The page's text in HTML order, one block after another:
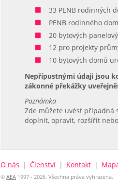
33 PENB rodinných
PENB rodinného
20 bytových
12 pro projekty
10 bytových domů
Nepřípustnými údaji jsou
zákonné překážky
Poznámka
Zde můžete uvést případná
doplnit, opravit, rozšířit
O nás | Členství | Kontakt |
© AEA 1997 - 2026. Všechna práva vyhrazena.